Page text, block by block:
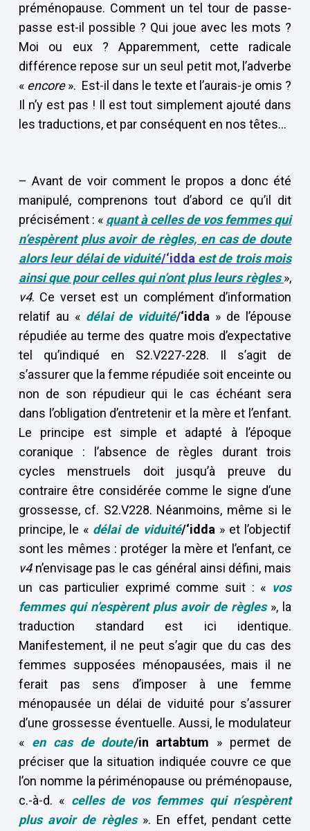
préménopause. Comment un tel tour de passe-
passe est-il possible ? Qui joue avec les mots ?
Moi ou eux ? Apparemment, cette radicale
différence repose sur un seul petit mot, l’adverbe
« encore». Est-il dans le texte et l’aurais-je omis ?
Il n’y est pas ! Il est tout simplement ajouté dans
les traductions, et par conséquent en nos têtes…
– Avant de voir comment le propos a donc été
manipulé, comprenons tout d’abord ce qu’il dit
précisément : « quant à celles de vos femmes qui
n’espèrent plus avoir de règles, en cas de doute
alors leur délai de viduité/‘idda est de trois mois
ainsi que pour celles qui n’ont plus leurs règles»,
v4. Ce verset est un complément d’information
relatif au « délai de viduité/‘idda » de l’épouse
répudiée au terme des quatre mois d’expectative
tel qu’indiqué en S2.V227-228. Il s’agit de
s’assurer que la femme répudiée soit enceinte ou
non de son répudieur qui le cas échéant sera
dans l’obligation d’entretenir et la mère et l’enfant.
Le principe est simple et adapté à l’époque
coranique : l’absence de règles durant trois
cycles menstruels doit jusqu’à preuve du
contraire être considérée comme le signe d’une
grossesse, cf. S2.V228. Néanmoins, même si le
principe, le « délai de viduité/‘idda » et l’objectif
sont les mêmes : protéger la mère et l’enfant, ce
v4n’envisage pas le cas général ainsi défini, mais
un cas particulier exprimé comme suit : « vos
femmes qui n’espèrent plus avoir de règles », la
traduction standard est ici identique.
Manifestement, il ne peut s’agir que du cas des
femmes supposées ménopausées, mais il ne
ferait pas sens d’imposer à une femme
ménopausée un délai de viduité pour s’assurer
d’une grossesse éventuelle. Aussi, le modulateur
« en cas de doute/in artabtum » permet de
préciser que la situation indiquée couvre ce que
l’on nomme la périménopause ou préménopause,
c.-à-d. « celles de vos femmes qui n’espèrent
plus avoir de règles ». En effet, pendant cette